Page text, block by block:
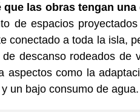
que las obras tengan
de espacios
conectado a toda la isla,
de descanso rodeados de
aspectos como la
un bajo consumo de agua.